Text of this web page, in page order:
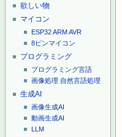
欲しい物
マイコン
ESP32ARMAVR
8ピンマイコン
プログラミング
プログラミング言語
画像処理 自然言語処理
生成AI
画像生成AI
動画生成AI
LLM